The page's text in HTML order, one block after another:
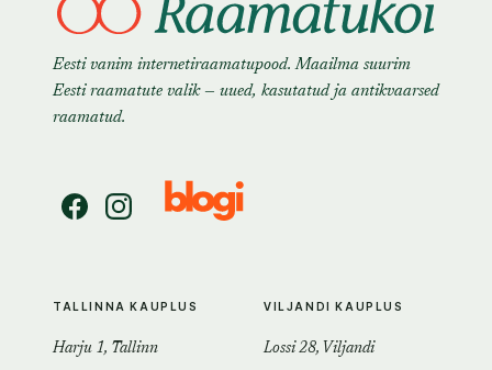
Eesti vanim internetiraamatupood. Maailma suurim
Eesti raamatute valik — uued, kasutatud ja antikvaarsed
raamatud.
TALLINNA KAUPLUS
Harju 1, Tallinn
VILJANDI KAUPLUS
Lossi 28, Viljandi